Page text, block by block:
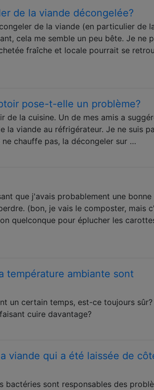
de la viande décongelée?
de la viande (en particulier de
cela me semble un peu bête. Je ne
fraîche et locale pourrait se
pose-t-elle un problème?
de la cuisine. Un de mes amis a
la viande au réfrigérateur. Je ne suis
chauffe pas, la décongeler sur …
que j'avais probablement une bonne
(bon, je vais le composter, mais
quelconque pour éplucher les
température ambiante sont
un certain temps, est-ce toujours sûr?
cuire davantage?
viande qui a été laissée de
bactéries sont responsables des